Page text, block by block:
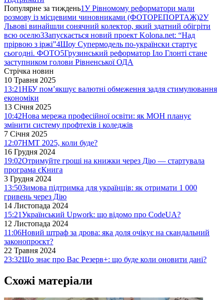
Популярне за тиждень1У Рівномому реформатори мали
розмову із місцевими чиновниками (ФОТОРЕПОРТАЖ)2У
Львові винайшли сонячний колектор, який здатний обігріти
всю оселю3Запускається новий проект Kolona.net: “Над
прірвою з іржі”4Шоу Супермодель по-українски стартує
сьогодні. ФОТО5Грузинський реформатор Іло Глонті стане
заступником голови Рівненської ОДА
Стрічка новин
10 Травня 2025
13:21НБУ пом’якшує валютні обмеження задля стимулювання
економіки
13 Січня 2025
10:42Нова мережа професійної освіти: як МОН планує
змінити систему профтехів і коледжів
7 Січня 2025
12:07НМТ 2025, коли буде?
16 Грудня 2024
19:02Отримуйте гроші на книжки через Дію — стартувала
програма єКнига
3 Грудня 2024
13:50Зимова підтримка для українців: як отримати 1 000
гривень через Дію
14 Листопада 2024
15:21Український Upwork: що відомо про CodeUA?
12 Листопада 2024
11:06Новий штраф за дрова: яка доля очікує на скандальний
законопроєкт?
22 Травня 2024
23:32Що знає про Вас Резерв+: що буде коли оновити дані?
Схожі матеріали